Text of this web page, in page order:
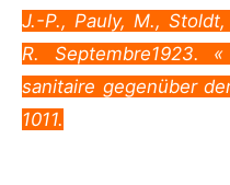
J.-P., Pauly, M.,
R. Septembre1923.
sanitaire gegenüber
1011.